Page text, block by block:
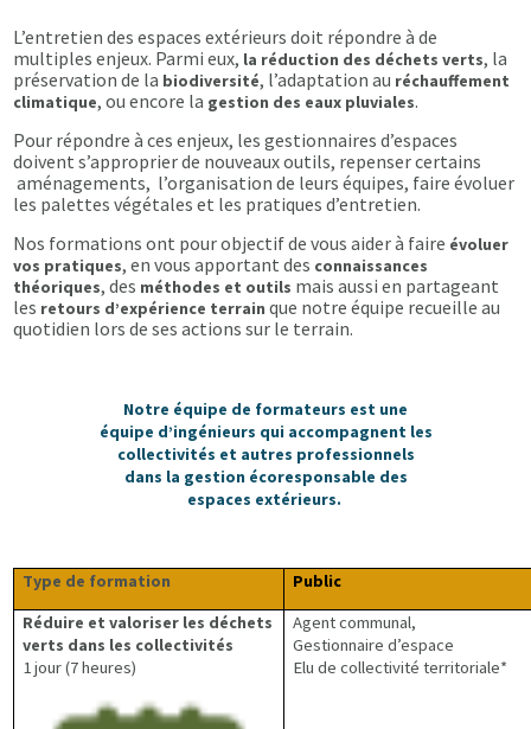
L’entretien des espaces extérieurs doit répondre à de
multiples enjeux. Parmi eux, la réduction des déchets verts, la
préservation de la biodiversité, l’adaptation au réchauffement
climatique, ou encore la gestion des eaux pluviales.
Pour répondre à ces enjeux, les gestionnaires d’espaces
doivent s’approprier de nouveaux outils, repenser certains
aménagements, l’organisation de leurs équipes, faire évoluer
les palettes végétales et les pratiques d’entretien.
Nos formations ont pour objectif de vous aider à faire évoluer
vos pratiques, en vous apportant des connaissances
théoriques, des méthodes et outils mais aussi en partageant
les retours d’expérience terrain que notre équipe recueille au
quotidien lors de ses actions sur le terrain.
Notre équipe de formateurs est une
équipe d’ingénieurs qui accompagnent les
collectivités et autres professionnels
dans la gestion écoresponsable des
espaces extérieurs.
Type de formation
Public
Réduire et valoriser les déchets
verts dans les collectivités
1 jour (7 heures)
Agent communal,
Gestionnaire d’espace
Elu de collectivité territoriale*